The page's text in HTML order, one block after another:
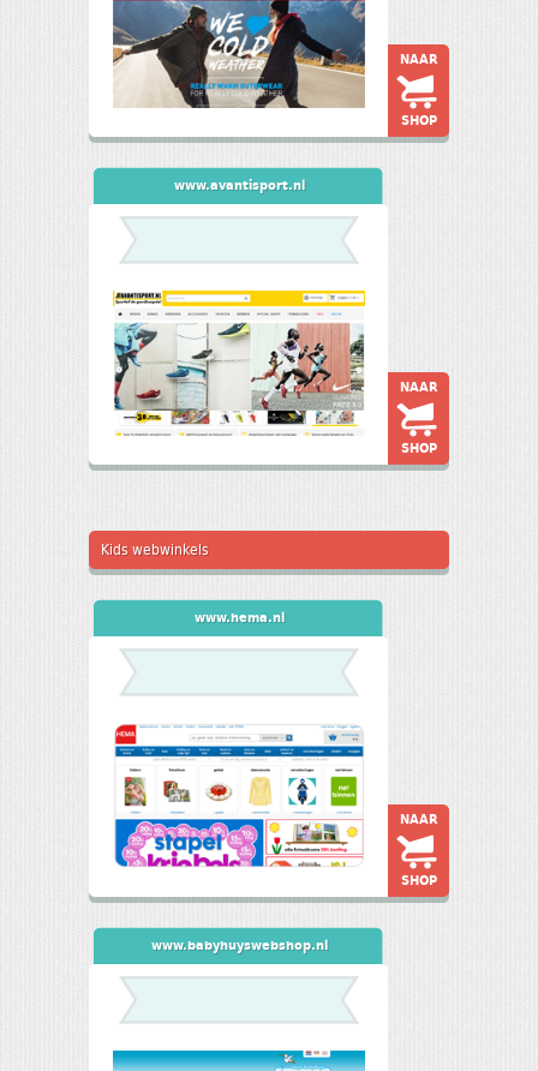
NAAR
SHOP
www.avantisport.nl
NAAR
SHOP
Kids webwinkels
www.hema.nl
NAAR
SHOP
www.babyhuyswebshop.nl